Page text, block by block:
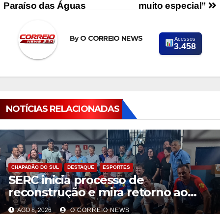
muito especial”
Paraíso das Águas
ByO CORREIO NEWS Acessos
3.458
NOTÍCIAS RELACIONADAS
CHAPADÃO DO SUL DESTAQUE ESPORTES
SERC inicia processo de
reconstrução e mira retorno ao
futebol profissional em Chapadão
AGO 8, 2026 O CORREIO NEWS